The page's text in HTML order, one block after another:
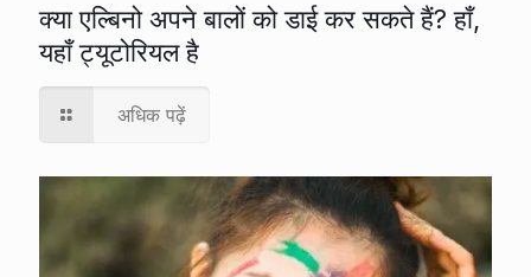
क्या एल्बिनो अपने बालों को डाई कर सकते हैं? हाँ,
यहाँ ट्यूटोरियल है
अधिक पढ़ें